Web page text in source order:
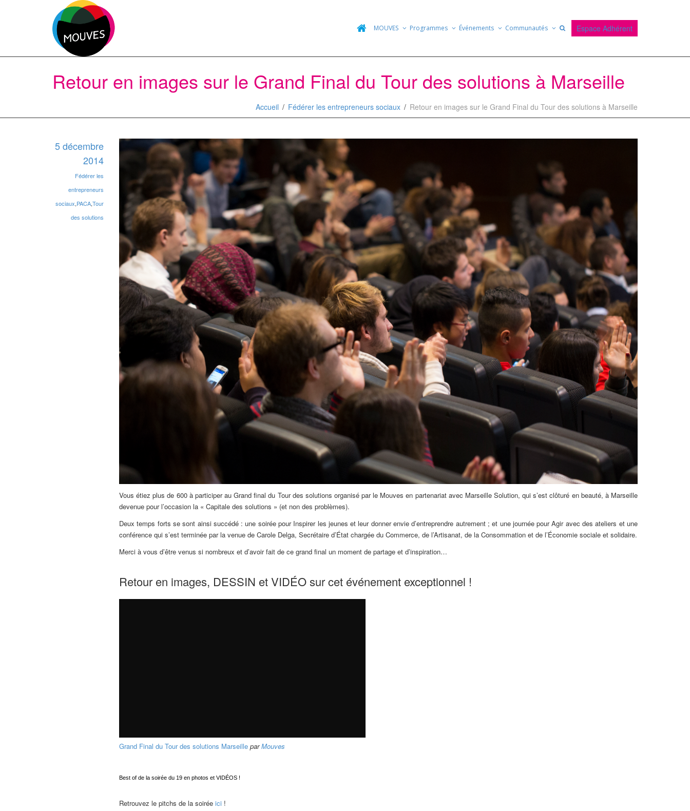
MOUVES Programmes Événements Communautés Espace Adhérent
Retour en images sur le Grand Final du Tour des solutions à Marseille
Accueil Fédérer les entrepreneurs sociaux Retour en images sur le Grand Final du Tour des solutions à Marseille
5 décembre
2014
Fédérer les
entrepreneurs
sociaux,PACA,Tour
des solutions
Vous étiez plus de 600 à participer au Grand final du Tour des solutions organisé par le Mouves en partenariat avec Marseille Solution, qui s’est clôturé en beauté, à Marseille
devenue pour l’occasion la « Capitale des solutions » (et non des problèmes).
Deux temps forts se sont ainsi succédé : une soirée pour Inspirer les jeunes et leur donner envie d’entreprendre autrement ; et une journée pour Agir avec des ateliers et une
conférence qui s’est terminée par la venue de Carole Delga, Secrétaire d’État chargée du Commerce, de l’Artisanat, de la Consommation et de l’Économie sociale et solidaire.
Merci à vous d’être venus si nombreux et d’avoir fait de ce grand final un moment de partage et d’inspiration…
Retour en images, DESSIN et VIDÉO sur cet événement exceptionnel !
Grand Final du Tour des solutions Marseille parMouves
Best of de la soirée du 19 en photos et VIDÉOS !
Retrouvez le pitchs de la soirée ici !